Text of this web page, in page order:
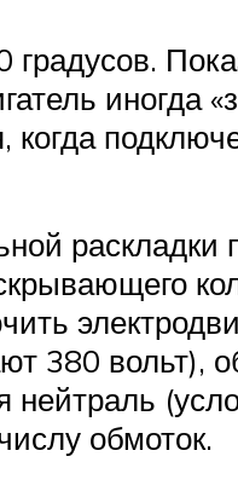
градусов.
иногда
раскладки
380 вольт),
нейтраль
обмоток.